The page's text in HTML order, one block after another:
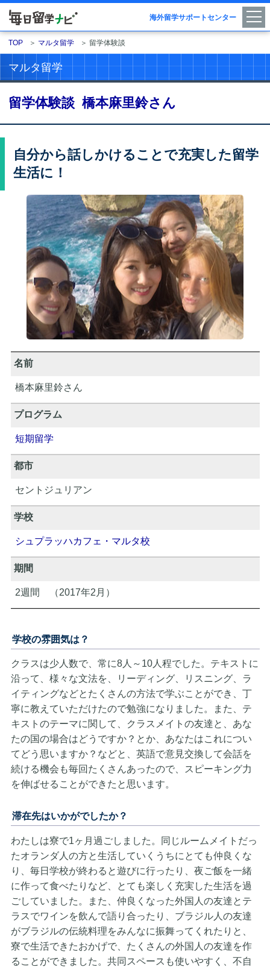
海外留学サポートセンター
TOP ＞ マルタ留学 ＞ 留学体験談
マルタ留学
留学体験談 橋本麻里鈴さん
自分から話しかけることで充実した留学
生活に！
名前
橋本麻里鈴さん
プログラム
短期留学
都市
セントジュリアン
学校
シュプラッハカフェ・マルタ校
期間
2週間 （2017年2月）
学校の雰囲気は？
クラスは少人数で、常に8人～10人程でした。テキストに
沿って、様々な文法を、リーディング、リスニング、ラ
イティングなどとたくさんの方法で学ぶことができ、丁
寧に教えていただけたので勉強になりました。また、テ
キストのテーマに関して、クラスメイトの友達と、あな
たの国の場合はどうですか？とか、あなたはこれについ
てどう思いますか？などと、英語で意見交換して会話を
続ける機会も毎回たくさんあったので、スピーキング力
を伸ばせることができたと思います。
滞在先はいかがでしたか？
わたしは寮で1ヶ月過ごしました。同じルームメイトだっ
たオランダ人の方と生活していくうちにとても仲良くな
り、毎日学校が終わると遊びに行ったり、夜ご飯を一緒
に作って食べたりなど、とても楽しく充実した生活を過
ごしていました。また、仲良くなった外国人の友達とテ
ラスでワインを飲んで語り合ったり、ブラジル人の友達
がブラジルの伝統料理をみんなに振舞ってくれたりと、
寮で生活できたおかげで、たくさんの外国人の友達を作
ることができました。共同スペースも使いやすく、不自